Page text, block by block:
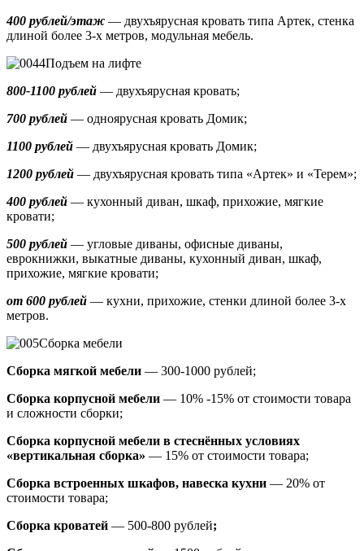
400 рублей/этаж — двухъярусная кровать типа Артек, стенка
длиной более 3-х метров, модульная мебель.
Подъем на лифте
800-1100 рублей — двухъярусная кровать;
700 рублей — одноярусная кровать Домик;
1100 рублей — двухъярусная кровать Домик;
1200 рублей — двухъярусная кровать типа «Артек» и «Терем»;
400 рублей — кухонный диван, шкаф, прихожие, мягкие
кровати;
500 рублей — угловые диваны, офисные диваны,
еврокнижки, выкатные диваны, кухонный диван, шкаф,
прихожие, мягкие кровати;
от 600 рублей — кухни, прихожие, стенки длиной более 3-х
метров.
Сборка мебели
Сборка мягкой мебели — 300-1000 рублей;
Сборка корпусной мебели — 10% -15% от стоимости товара
и сложности сборки;
Сборка корпусной мебели в стеснённых условиях
«вертикальная сборка» — 15% от стоимости товара;
Сборка встроенных шкафов, навеска кухни — 20% от
стоимости товара;
Сборка кроватей — 500-800 рублей;